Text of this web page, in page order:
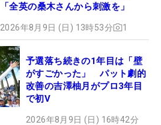
「全英の桑木さんから刺激を」
2026年8月9日 (日) 13時53分 1
予選落ち続きの1年目は「壁
がすごかった」 パット劇的
改善の吉澤柚月がプロ3年目
で初V
2026年8月9日 (日) 16時42分